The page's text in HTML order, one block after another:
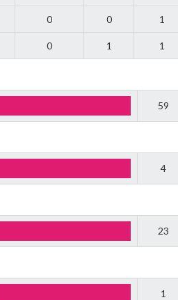
0 0 1
0 1 1
59
4
23
1